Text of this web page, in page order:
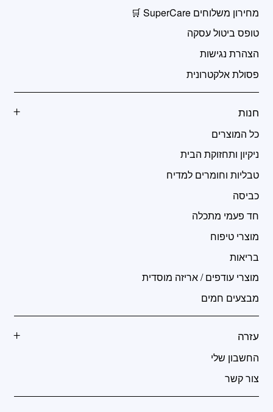
מחירון משלוחים SuperCare 🛒
טופס ביטול עסקה
הצהרת נגישות
פסולת אלקטרונית
חנות
כל המוצרים
ניקיון ותחזוקת הבית
טבליות וחומרים למדיח
כביסה
חד פעמי מתכלה
מוצרי טיפוח
בריאות
מוצרי עודפים / אריזה מוסדית
מבצעים חמים
עזרה
החשבון שלי
צור קשר